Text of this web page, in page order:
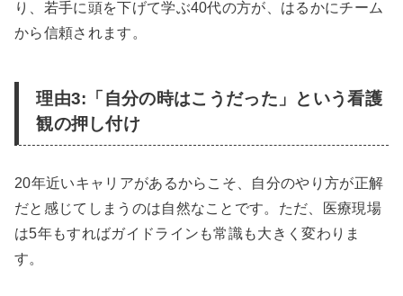
り、若手に頭を下げて学ぶ40代の方が、はるかにチーム
から信頼されます。
理由3:「自分の時はこうだった」という看護
観の押し付け
20年近いキャリアがあるからこそ、自分のやり方が正解
だと感じてしまうのは自然なことです。ただ、医療現場
は5年もすればガイドラインも常識も大きく変わりま
す。